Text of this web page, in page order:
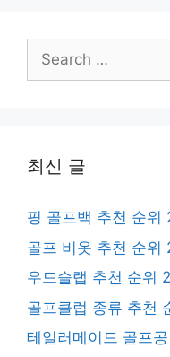
Search
for:
최신 글
핑 골프백 추천 순위
골프 비옷 추천 순위
우드슬랩 추천 순위
골프클럽 종류 추천
테일러메이드 골프